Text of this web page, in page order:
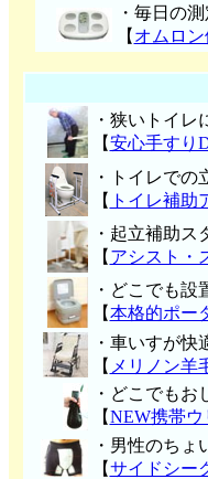
・毎日の
【 オムロ
・狭いトイレ
【安心手すり
・トイレでの
【 トイレ補助
・起立補助ス
【 アシスト・
・どこでも設
【本格的ポー
・車いすが快
【 メリノン羊
・どこでもお
【NEW携帯ウ
・男性のちょ
【サイドシー